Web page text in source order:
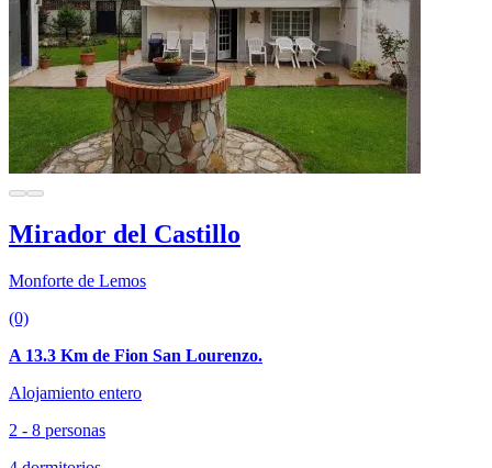
Mirador del Castillo
Monforte de Lemos
(0)
A 13.3 Km de Fion San Lourenzo.
Alojamiento entero
2 - 8 personas